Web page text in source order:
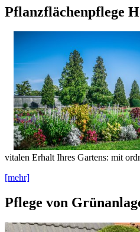
Pflanzflächenpflege
vitalen Erhalt Ihres Gartens: mit
[mehr]
Pflege von